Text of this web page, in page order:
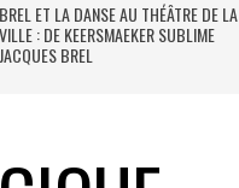
BREL ET LA DANSE AU THÉÂTRE DE LA
VILLE : DE KEERSMAEKER SUBLIME
JACQUES BREL